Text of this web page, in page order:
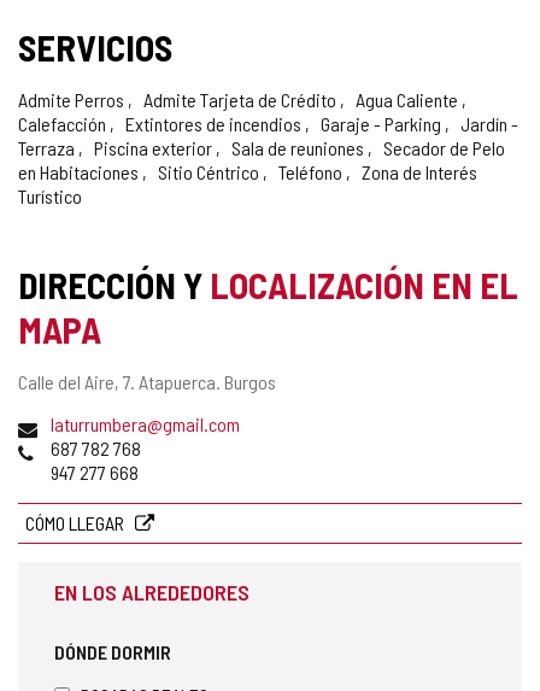
SERVICIOS
Admite Perros Admite Tarjeta de Crédito
Agua Caliente
Calefacción
Extintores de incendios Garaje - Parking
Jardín -
Terraza
Piscina exterior Sala de reuniones
Secador de Pelo
en Habitaciones
Sitio Céntrico Teléfono
Zona de Interés
Turístico
DIRECCIÓN Y LOCALIZACIÓN EN EL
MAPA
Dirección
Calle del Aire, 7. Atapuerca. Burgos
Dirección
de
correo
laturrumbera@gmail.com
Teléfonos
687 782 768
947 277 668
CÓMO LLEGAR
EN LOS ALREDEDORES
DÓNDE DORMIR